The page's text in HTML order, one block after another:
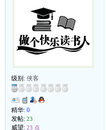
级别: 侠客
精华: 0
发帖: 23
威望: 23 点